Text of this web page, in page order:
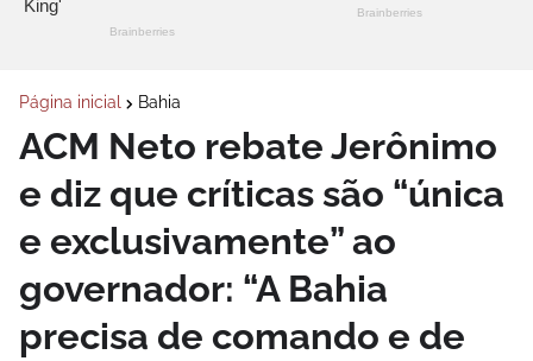
Página inicial Bahia
ACM Neto rebate Jerônimo
e diz que críticas são “única
e exclusivamente” ao
governador: “A Bahia
precisa de comando e de